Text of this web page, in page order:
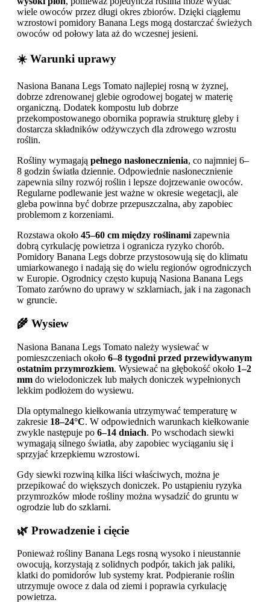
wiele owoców przez długi okres zbiorów. Dzięki ciągłemu
wzrostowi pomidory Banana Legs mogą dostarczać świeżych
owoców od połowy lata aż do wczesnej jesieni.
☀️ Warunki uprawy
Nasiona Banana Legs Tomato najlepiej rosną w żyznej,
dobrze zdrenowanej glebie ogrodowej bogatej w materię
organiczną. Dodatek kompostu lub dobrze
przekompostowanego obornika poprawia strukturę gleby i
dostarcza składników odżywczych dla zdrowego wzrostu
roślin.
Rośliny wymagają pełnego nasłonecznienia, co najmniej 6–
8 godzin światła dziennie. Odpowiednie nasłonecznienie
zapewnia silny rozwój roślin i lepsze dojrzewanie owoców.
Regularne podlewanie jest ważne w okresie wegetacji, ale
gleba powinna być dobrze przepuszczalna, aby zapobiec
problemom z korzeniami.
Rozstawa około 45–60 cm między roślinamizapewnia
dobrą cyrkulację powietrza i ogranicza ryzyko chorób.
Pomidory Banana Legs dobrze przystosowują się do klimatu
umiarkowanego i nadają się do wielu regionów ogrodniczych
w Europie. Ogrodnicy często kupują Nasiona Banana Legs
Tomato zarówno do uprawy w szklarniach, jak i na zagonach
w gruncie.
🌾 Wysiew
Nasiona Banana Legs Tomato należy wysiewać w
pomieszczeniach około 6–8 tygodni przed przewidywanym
ostatnim przymrozkiem. Wysiewać na głębokość około 1–2
mm do wielodoniczek lub małych doniczek wypełnionych
lekkim podłożem do wysiewu.
Dla optymalnego kiełkowania utrzymywać temperaturę w
zakresie 18–24°C. W odpowiednich warunkach kiełkowanie
zwykle następuje po 6–14 dniach. Po wschodach siewki
wymagają silnego światła, aby zapobiec wyciąganiu się i
sprzyjać krzepkiemu wzrostowi.
Gdy siewki rozwiną kilka liści właściwych, można je
przepikować do większych doniczek. Po ustąpieniu ryzyka
przymrozków młode rośliny można wysadzić do gruntu w
ogrodzie lub do szklarni.
🌿 Prowadzenie i cięcie
Ponieważ rośliny Banana Legs rosną wysoko i nieustannie
owocują, korzystają z solidnych podpór, takich jak paliki,
klatki do pomidorów lub systemy krat. Podpieranie roślin
utrzymuje owoce z dala od ziemi i poprawia cyrkulację
powietrza.